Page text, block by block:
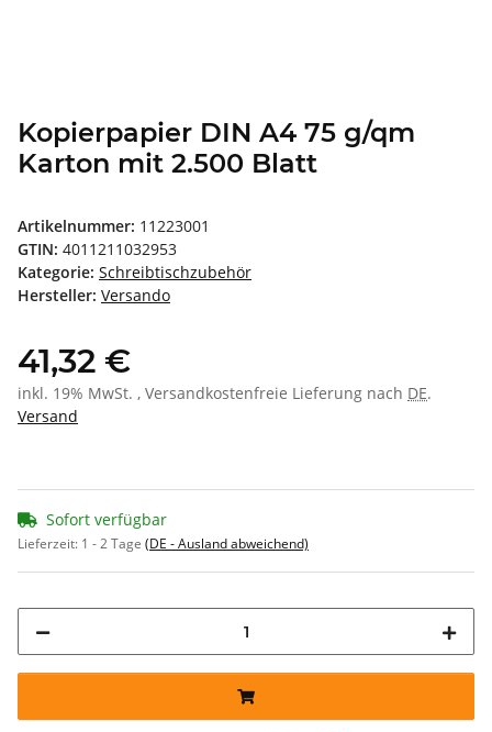
Kopierpapier DIN A4 75 g/qm
Karton mit 2.500 Blatt
Artikelnummer: 11223001
GTIN: 4011211032953
Kategorie: Schreibtischzubehör
Hersteller: Versando
41,32 €
inkl. 19% MwSt. , Versandkostenfreie Lieferung nach DE.
Versand
Sofort verfügbar
Lieferzeit: 1 - 2 Tage (DE - Ausland abweichend)